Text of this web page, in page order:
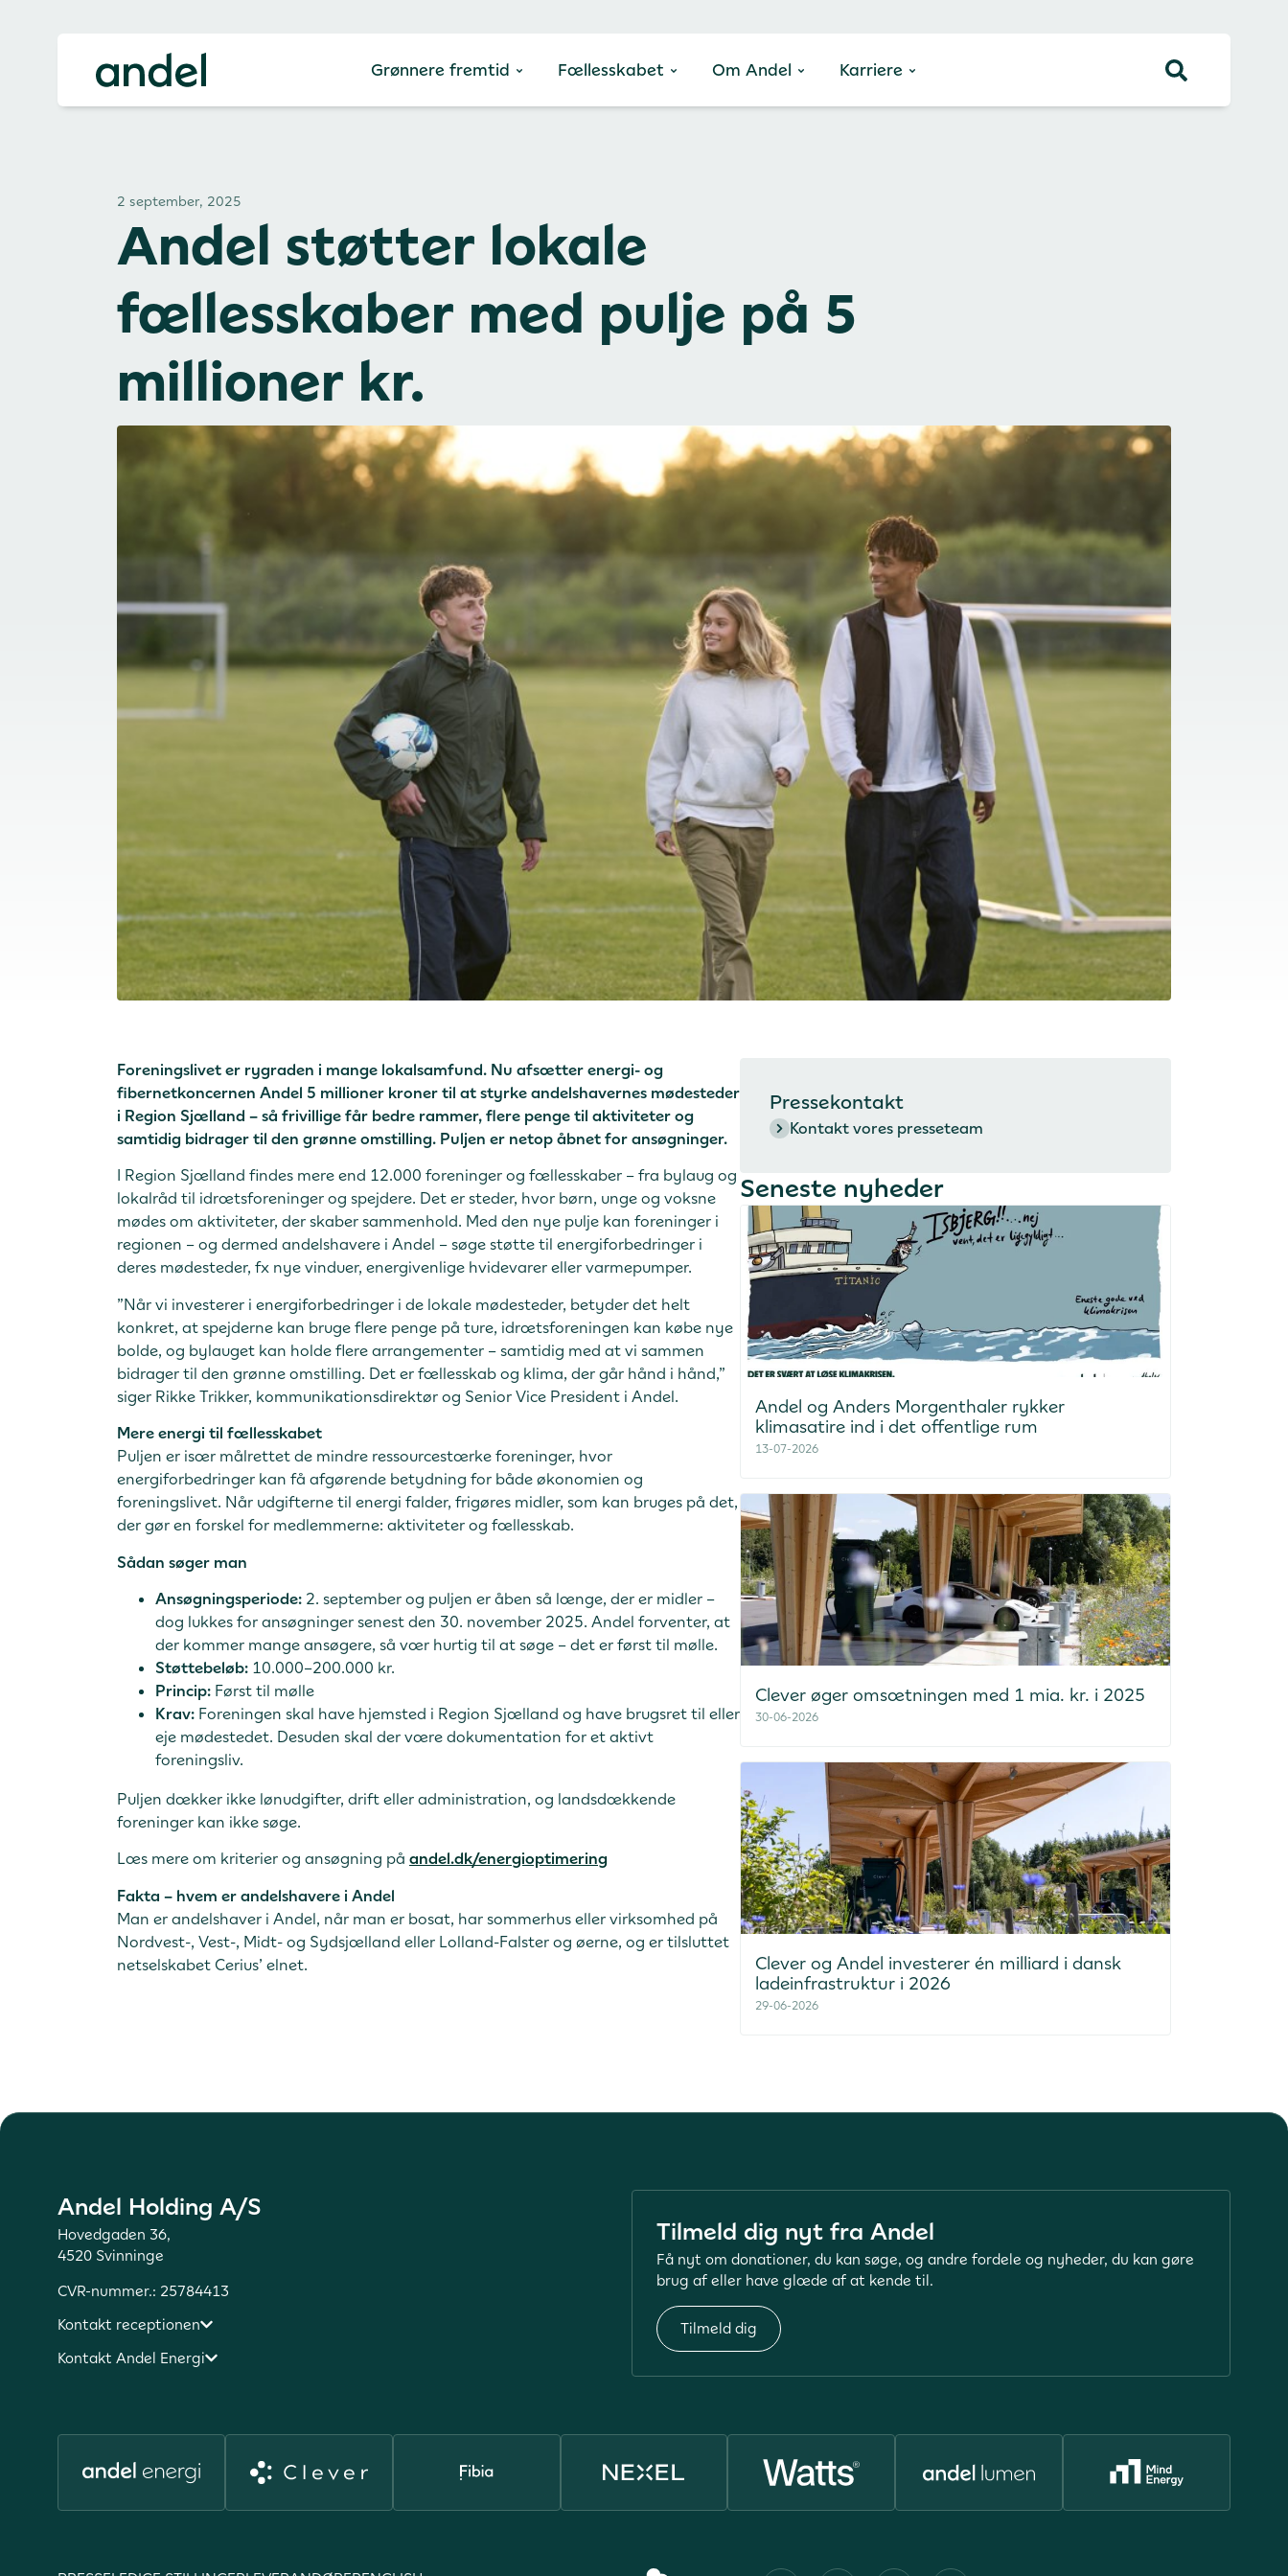
Grønnere fremtid Fællesskabet Om Andel Karriere
2 september, 2025
Andel støtter lokale
fællesskaber med pulje på 5
millioner kr.
Foreningslivet er rygraden i mange lokalsamfund. Nu afsætter energi- og
fibernetkoncernen Andel 5 millioner kroner til at styrke andelshavernes mødesteder
i Region Sjælland – så frivillige får bedre rammer, flere penge til aktiviteter og
samtidig bidrager til den grønne omstilling. Puljen er netop åbnet for ansøgninger.
I Region Sjælland findes mere end 12.000 foreninger og fællesskaber – fra bylaug og
lokalråd til idrætsforeninger og spejdere. Det er steder, hvor børn, unge og voksne
mødes om aktiviteter, der skaber sammenhold. Med den nye pulje kan foreninger i
regionen – og dermed andelshavere i Andel – søge støtte til energiforbedringer i
deres mødesteder, fx nye vinduer, energivenlige hvidevarer eller varmepumper.
”Når vi investerer i energiforbedringer i de lokale mødesteder, betyder det helt
konkret, at spejderne kan bruge flere penge på ture, idrætsforeningen kan købe nye
bolde, og bylauget kan holde flere arrangementer – samtidig med at vi sammen
bidrager til den grønne omstilling. Det er fællesskab og klima, der går hånd i hånd,”
siger Rikke Trikker, kommunikationsdirektør og Senior Vice President i Andel.
Mere energi til fællesskabet
Puljen er især målrettet de mindre ressourcestærke foreninger, hvor
energiforbedringer kan få afgørende betydning for både økonomien og
foreningslivet. Når udgifterne til energi falder, frigøres midler, som kan bruges på det,
der gør en forskel for medlemmerne: aktiviteter og fællesskab.
Sådan søger man
Ansøgningsperiode: 2. september og puljen er åben så længe, der er midler –
dog lukkes for ansøgninger senest den 30. november 2025. Andel forventer, at
der kommer mange ansøgere, så vær hurtig til at søge – det er først til mølle.
Støttebeløb: 10.000–200.000 kr.
Princip: Først til mølle
Krav: Foreningen skal have hjemsted i Region Sjælland og have brugsret til eller
eje mødestedet. Desuden skal der være dokumentation for et aktivt
foreningsliv.
Puljen dækker ikke lønudgifter, drift eller administration, og landsdækkende
foreninger kan ikke søge.
Læs mere om kriterier og ansøgning på andel.dk/energioptimering
Fakta – hvem er andelshavere i Andel
Man er andelshaver i Andel, når man er bosat, har sommerhus eller virksomhed på
Nordvest-, Vest-, Midt- og Sydsjælland eller Lolland-Falster og øerne, og er tilsluttet
netselskabet Cerius’ elnet.
Pressekontakt
Kontakt vores presseteam
Seneste nyheder
Andel og Anders Morgenthaler rykker
klimasatire ind i det offentlige rum
13-07-2026
Clever øger omsætningen med 1 mia. kr. i 2025
30-06-2026
Clever og Andel investerer én milliard i dansk
ladeinfrastruktur i 2026
29-06-2026
Andel Holding A/S
Hovedgaden 36,
4520 Svinninge
CVR-nummer.: 25784413
Kontakt receptionen
Kontakt Andel Energi
Tilmeld dig nyt fra Andel
Få nyt om donationer, du kan søge, og andre fordele og nyheder, du kan gøre
brug af eller have glæde af at kende til.
Tilmeld dig